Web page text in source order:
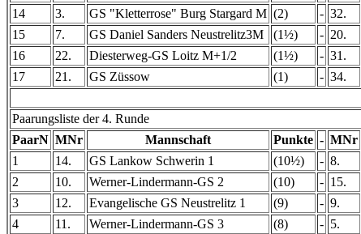
14
3. GS "Kletterrose" Burg Stargard M (2) - 32.
15
7. GS Daniel Sanders Neustrelitz3M (1½) - 20.
16
22. Diesterweg-GS Loitz M+1/2 (1½) - 31.
17
21. GS Züssow (1) - 34.
Paarungsliste der 4. Runde
PaarN MNr Mannschaft Punkte - MNr
1
14. GS Lankow Schwerin 1 (10½) - 8.
2
10. Werner-Lindermann-GS 2 (10) - 15.
3
12. Evangelische GS Neustrelitz 1 (9) - 9.
4
11. Werner-Lindermann-GS 3 (8) - 5.